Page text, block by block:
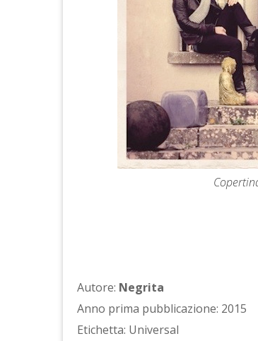
Autore: Negrita
Anno prima pubblicazione: 2015
Etichetta: Universal